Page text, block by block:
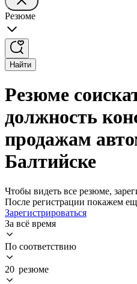
Резюме
Найти
Резюме
должность
продажам
Балтийске
Чтобы видеть все резюме,
После регистрации покажем
Зарегистрироваться
За всё время
По соответствию
20 резюме